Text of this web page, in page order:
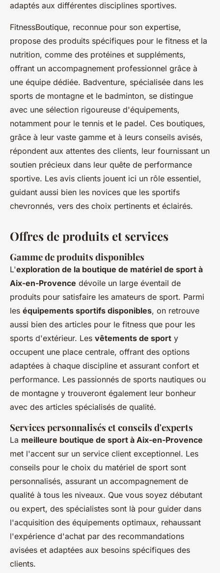
adaptés aux différentes disciplines sportives.
FitnessBoutique, reconnue pour son expertise,
propose des produits spécifiques pour le fitness et la
nutrition, comme des protéines et suppléments,
offrant un accompagnement professionnel grâce à
une équipe dédiée. Badventure, spécialisée dans les
sports de montagne et le badminton, se distingue
avec une sélection rigoureuse d'équipements,
notamment pour le tennis et le padel. Ces boutiques,
grâce à leur vaste gamme et à leurs conseils avisés,
répondent aux attentes des clients, leur fournissant un
soutien précieux dans leur quête de performance
sportive. Les avis clients jouent ici un rôle essentiel,
guidant aussi bien les novices que les sportifs
chevronnés, vers des choix pertinents et éclairés.
Offres de produits et services
Gamme de produits disponibles
L'exploration de la boutique de matériel de sport à
Aix-en-Provence dévoile un large éventail de
produits pour satisfaire les amateurs de sport. Parmi
les équipements sportifs disponibles, on retrouve
aussi bien des articles pour le fitness que pour les
sports d'extérieur. Les vêtements de sport y
occupent une place centrale, offrant des options
adaptées à chaque discipline et assurant confort et
performance. Les passionnés de sports nautiques ou
de montagne y trouveront également leur bonheur
avec des articles spécialisés de qualité.
Services personnalisés et conseils d'experts
La meilleure boutique de sport à Aix-en-Provence
met l'accent sur un service client exceptionnel. Les
conseils pour le choix du matériel de sport sont
personnalisés, assurant un accompagnement de
qualité à tous les niveaux. Que vous soyez débutant
ou expert, des spécialistes sont là pour guider dans
l'acquisition des équipements optimaux, rehaussant
l'expérience d'achat par des recommandations
avisées et adaptées aux besoins spécifiques des
clients.